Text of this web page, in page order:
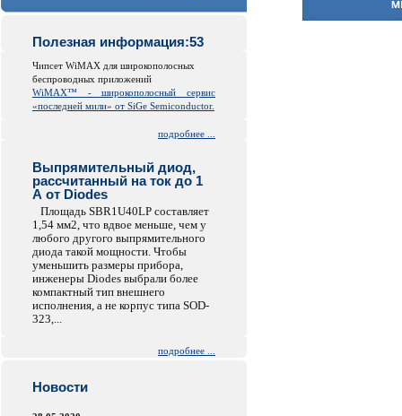
Полезная информация:53
Чипсет WiMAX для широкополосных
беспроводных приложений
WiMAX™ - широкополосный сервис
«последней мили» от SiGe Semiconductor.
подробнее ...
Выпрямительный диод,
рассчитанный на ток до 1
А от Diodes
Площадь SBR1U40LP составляет
1,54 мм2, что вдвое меньше, чем у
любого другого выпрямительного
диода такой мощности. Чтобы
уменьшить размеры прибора,
инженеры Diodes выбрали более
компактный тип внешнего
исполнения, а не корпус типа SOD-
323,...
подробнее ...
Новости